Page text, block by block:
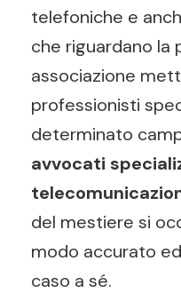
telefoniche e
che riguardano la
associazione
professionisti
determinato
avvocati
del mestiere si
modo accurato
caso a sé.